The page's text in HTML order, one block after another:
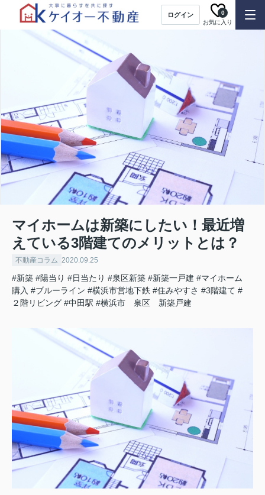
ログイン
お気に入り
0
マイホームは新築にしたい！最近増
えている3階建てのメリットとは？
不動産コラム 2020.09.25
#新築 #陽当り #日当たり #泉区新築 #新築一戸建 #マイホーム
購入 #ブルーライン #横浜市営地下鉄 #住みやすさ #3階建て #
２階リビング #中田駅 #横浜市 泉区 新築戸建